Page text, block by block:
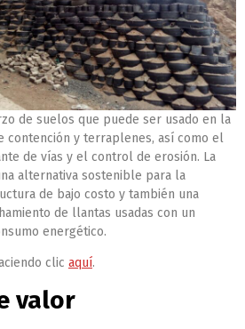
de suelos que puede ser usado en la
contención y terraplenes, así como el
de vías y el control de erosión. La
alternativa sostenible para la
de bajo costo y también una
de llantas usadas con un
energético.
clic aquí.
valor